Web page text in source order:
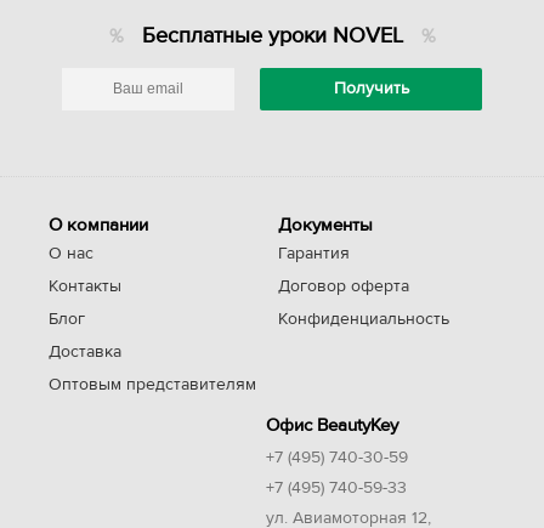
Бесплатные уроки NOVEL
О компании
О нас
Контакты
Блог
Доставка
Оптовым представителям
Документы
Гарантия
Договор оферта
Конфиденциальность
Офис BeautyKey
+7 (495) 740-30-59
+7 (495) 740-59-33
ул. Авиамоторная 12,